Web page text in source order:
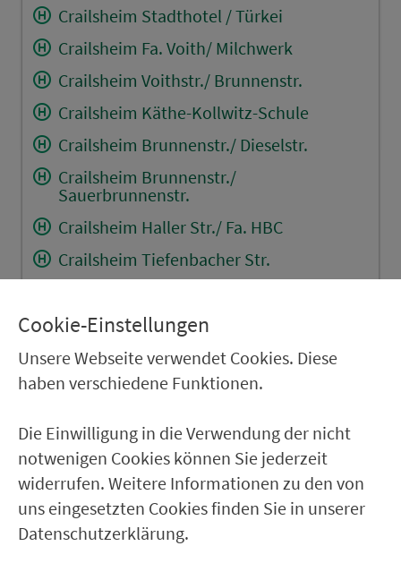
Crailsheim Stadthotel / Türkei
Crailsheim Fa. Voith/ Milchwerk
Crailsheim Voithstr./ Brunnenstr.
Crailsheim Käthe-Kollwitz-Schule
Crailsheim Brunnenstr./ Dieselstr.
Crailsheim Brunnenstr./
Sauerbrunnenstr.
Crailsheim Haller Str./ Fa. HBC
Crailsheim Tiefenbacher Str.
Crailsheim Roter Buck
Crailsheim Westring/ Mozartstr.
Crailsheim Westring/ Silcherstr.
Crailsheim Hirtenw./ W.-Rose-Allee
RÜCKFAHRT
Crailsheim Hirtenw./ L-M-Gymn.
Cookie-Einstellungen
Unsere Webseite verwendet Cookies. Diese
haben verschiedene Funktionen.
Die Einwilligung in die Verwendung der nicht
notwenigen Cookies können Sie jederzeit
widerrufen. Weitere Informationen zu den von
uns eingesetzten Cookies finden Sie in unserer
Datenschutzerklärung.